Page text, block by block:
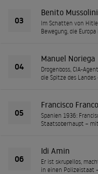
03
Benito Mussolini
Im Schatten von
Bewegung, die
04
Manuel Noriega
Drogenboss, CIA-
die Spitze des
05
Francisco Franco
Spanien 1936:
Staatsoberhaupt –
06
Idi Amin
Er ist skrupellos,
in einen Polizeistaat